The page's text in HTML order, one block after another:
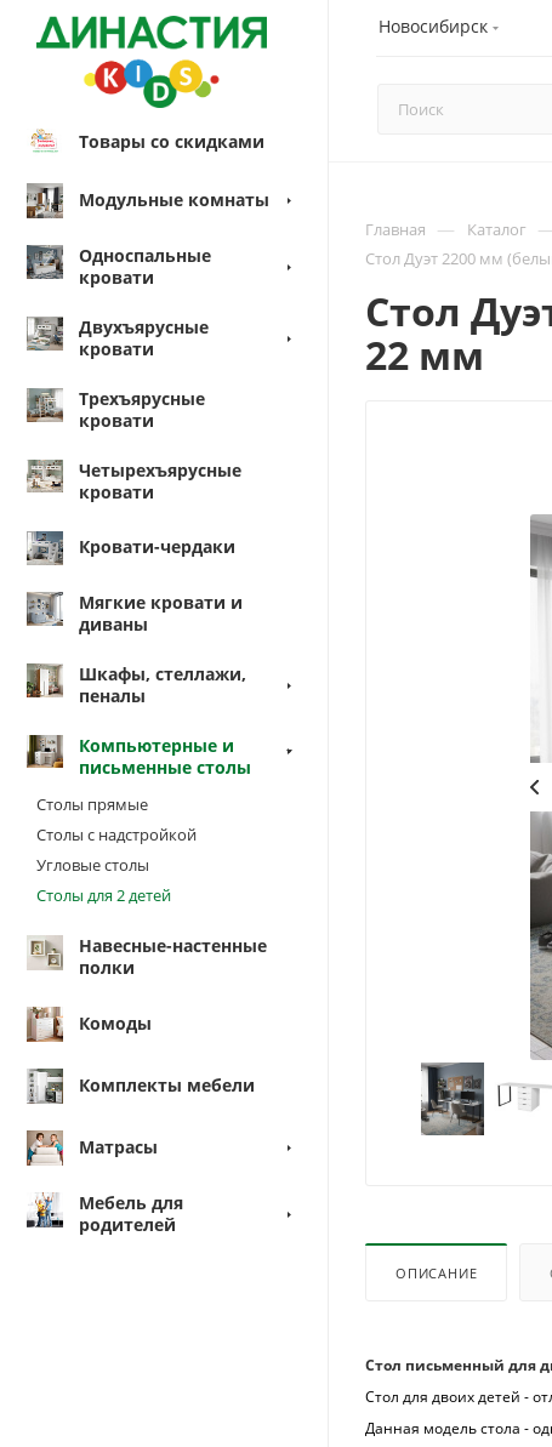
Новосибирск
Товары со скидками
Модульные комнаты
Односпальные
кровати
Двухъярусные
кровати
Трехъярусные
кровати
Четырехъярусные
кровати
Кровати-чердаки
Мягкие кровати и
диваны
Шкафы, стеллажи,
пеналы
Компьютерные и
письменные столы
Столы прямые
Столы с надстройкой
Угловые столы
Столы для 2 детей
Навесные-настенные
полки
Комоды
Комплекты мебели
Матрасы
Мебель для
родителей
Главная — Каталог
Стол Дуэт 2200 мм
Стол
22 мм
ОПИСАНИЕ
Стол письменный для
Стол для двоих детей -
Данная модель стола -